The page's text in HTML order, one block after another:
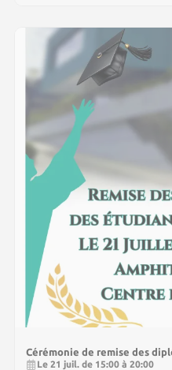
Cérémonie de remise des
Le 21 juil. de 15:00 à 20:00